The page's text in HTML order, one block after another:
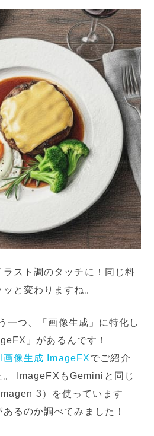
スト調のタッチに！ 同じ料
と変わりますね。
一つ、「画像生成」に特化し
」があるんです！
画像生成 ImageFXでご紹介
ImageFXもGeminiと同じ
3）を使っています
るのか調べてみました！